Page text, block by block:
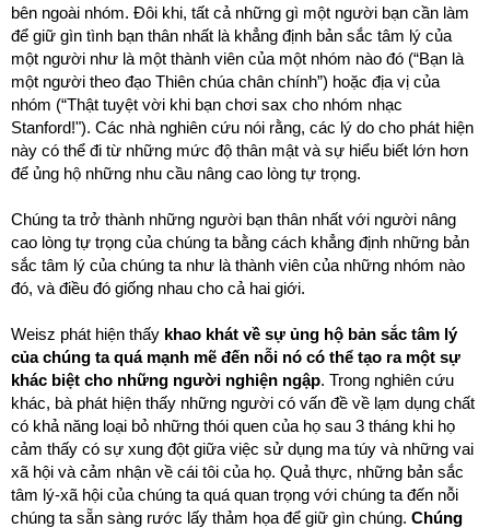
bên ngoài nhóm. Đôi khi, tất cả những gì một người bạn cần làm
để giữ gìn tình bạn thân nhất là khẳng định bản sắc tâm lý của
một người như là một thành viên của một nhóm nào đó (“Bạn là
một người theo đạo Thiên chúa chân chính”) hoặc địa vị của
nhóm (“Thật tuyệt vời khi bạn chơi sax cho nhóm nhạc
Stanford!"). Các nhà nghiên cứu nói rằng, các lý do cho phát hiện
này có thể đi từ những mức độ thân mật và sự hiểu biết lớn hơn
để ủng hộ những nhu cầu nâng cao lòng tự trọng.
Chúng ta trở thành những người bạn thân nhất với người nâng
cao lòng tự trọng của chúng ta bằng cách khẳng định những bản
sắc tâm lý của chúng ta như là thành viên của những nhóm nào
đó, và điều đó giống nhau cho cả hai giới.
Weisz phát hiện thấy khao khát về sự ủng hộ bản sắc tâm lý
của chúng ta quá mạnh mẽ đến nỗi nó có thể tạo ra một sự
khác biệt cho những người nghiện ngập. Trong nghiên cứu
khác, bà phát hiện thấy những người có vấn đề về lạm dụng chất
có khả năng loại bỏ những thói quen của họ sau 3 tháng khi họ
cảm thấy có sự xung đột giữa việc sử dụng ma túy và những vai
xã hội và cảm nhận về cái tôi của họ. Quả thực, những bản sắc
tâm lý-xã hội của chúng ta quá quan trọng với chúng ta đến nỗi
chúng ta sẵn sàng rước lấy thảm họa để giữ gìn chúng. Chúng